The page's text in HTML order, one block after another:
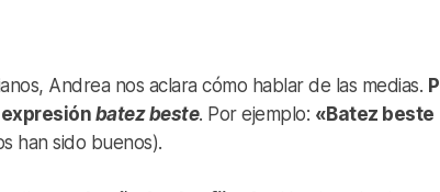
Andrea nos aclara cómo hablar de las medias.
batez beste. Por ejemplo: «Batez beste
han sido buenos).